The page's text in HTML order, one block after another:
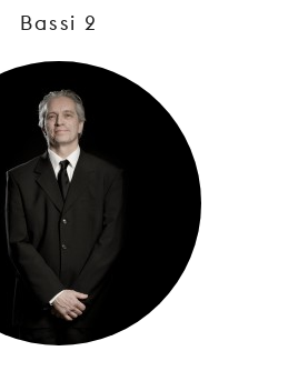
BEZOEK
PUBLIEK
MUNT
STEUN
ONS
Bassi 2